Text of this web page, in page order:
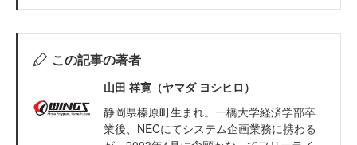
この記事の著者
山田 祥寛（ヤマダ ヨシヒロ）
静岡県榛原町生まれ。一橋大学経済学部卒
業後、NECにてシステム企画業務に携わる